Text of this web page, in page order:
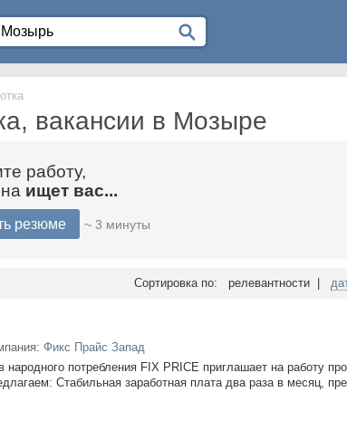
вакансии в Мозыре
работу,
ищет вас...
резюме ~ 3 минуты
Сортировка по: релевантности |
Фикс Прайс Запад
потребления FIX PRICE приглашает на работу
Стабильная заработная плата два раза в месяц,